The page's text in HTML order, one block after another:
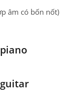
âm có bốn nốt)